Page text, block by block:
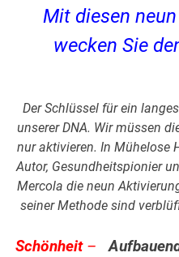
Mit diesen
wecken Sie
Der Schlüssel für ein
unserer DNA. Wir müssen
nur aktivieren. In Mühelose
Autor, Gesundheitspionier
Mercola die neun
seiner Methode sind
Schönheit–